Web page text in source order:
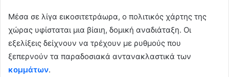
Μέσα σε λίγα εικοσιτετράωρα, ο πολιτικός χάρτης της
χώρας υφίσταται μια βίαιη, δομική αναδιάταξη. Οι
εξελίξεις δείχνουν να τρέχουν με ρυθμούς που
ξεπερνούν τα παραδοσιακά αντανακλαστικά των
κομμάτων.